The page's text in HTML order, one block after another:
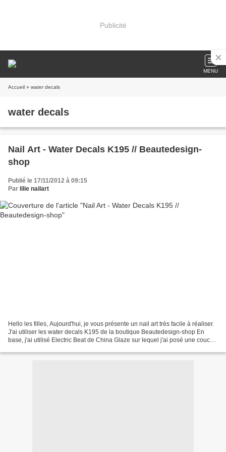
Publicité
MENU
Accueil » water decals
water decals
Nail Art - Water Decals K195 // Beautedesign-
shop
Publié le 17/11/2012 à 09:15
Par lilie nailart
Hello les filles, Aujourd'hui, je vous présente un nail art très facile à réaliser.
J'ai utiliser les water decals K195 de la boutique Beautedesign-shop En
base, j'ai utilisé Electric Beat de China Glaze sur lequel j'ai posé une couche